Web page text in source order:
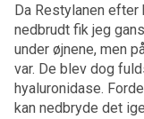
Da Restylanen efter
nedbrudt fik jeg
under øjnene, men
var. De blev dog
hyaluronidase.
kan nedbryde det